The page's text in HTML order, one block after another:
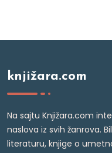
knjižara.com
Na sajtu Knjižara.com
naslova iz svih žanrova.
literaturu, knjige o